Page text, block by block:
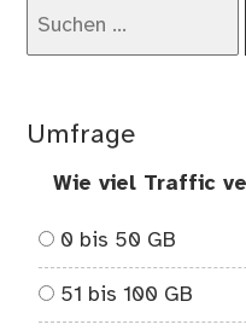
Umfrage
Wie viel Traffic
0 bis 50 GB
51 bis 100 GB